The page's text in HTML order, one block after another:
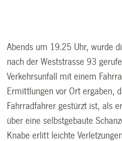
Abends um 19.25 Uhr, wurde
nach der Weststrasse 93
Verkehrsunfall mit einem
Ermittlungen vor Ort ergaben,
Fahrradfahrer gestürzt ist, als
über eine selbstgebaute
Knabe erlitt leichte